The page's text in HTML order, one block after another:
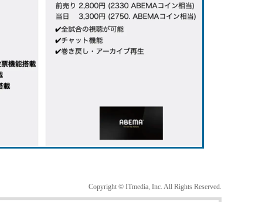
Copyright © ITmedia, Inc. All Rights Reserved.